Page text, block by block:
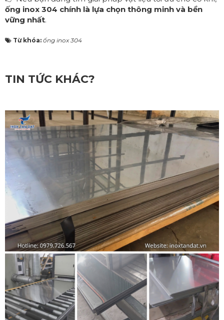
ống inox 304 chính là lựa chọn thông minh và bền
vững nhất.
Từ khóa: ống inox 304
TIN TỨC KHÁC?